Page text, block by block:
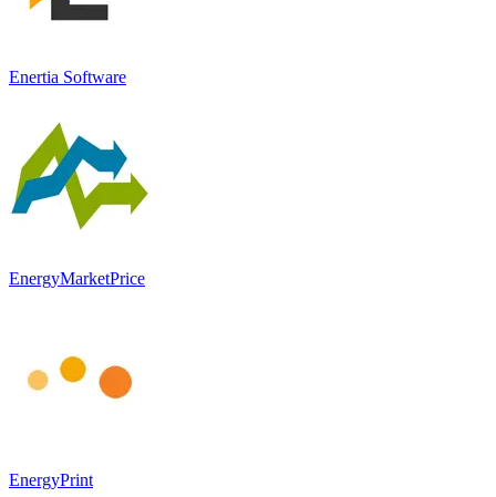
Enertia Software
EnergyMarketPrice
EnergyPrint